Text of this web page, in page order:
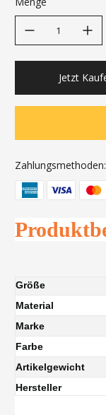
Jetzt
Zahlungsmethoden:
Größe
Material
Marke
Farbe
Artikelgewicht
Hersteller